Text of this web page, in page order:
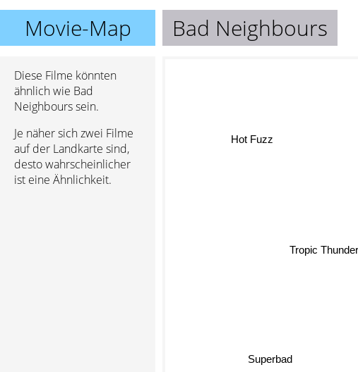
Movie-Map Bad Neighbours
Diese Filme könnten
ähnlich wie Bad
Neighbours sein.
Je näher sich zwei Filme
auf der Landkarte sind,
desto wahrscheinlicher
ist eine Ähnlichkeit.
Superbad
Tropic Thunder
Hot Fuzz